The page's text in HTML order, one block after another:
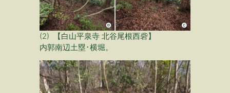
(2) 【白山平泉寺 北谷尾根西砦】
内郭南辺土塁･横堀。